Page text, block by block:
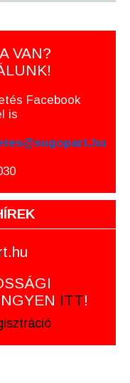
VAN?
Facebook
is
ITT!